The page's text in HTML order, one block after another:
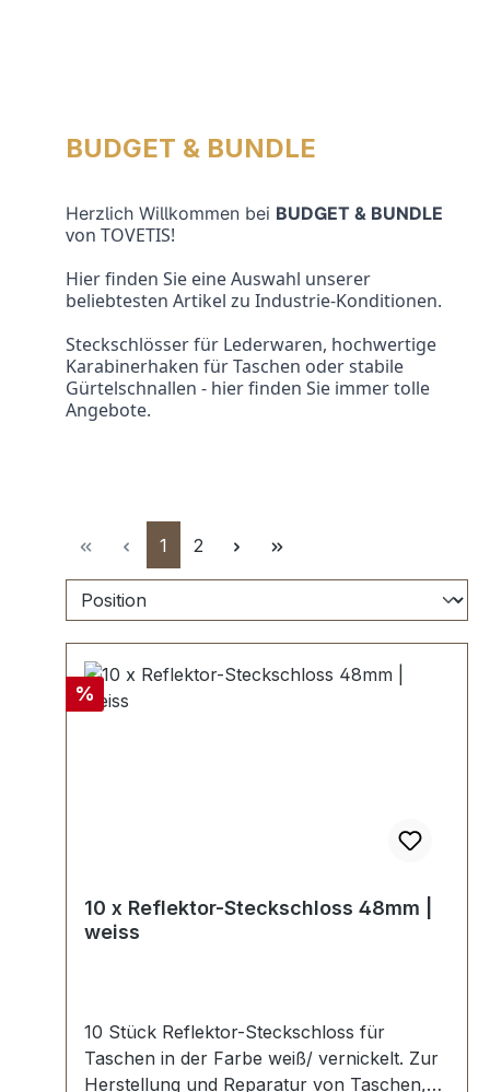
BUDGET & BUNDLE
Herzlich Willkommen bei BUDGET & BUNDLE
von TOVETIS!
Hier finden Sie eine Auswahl unserer
beliebtesten Artikel zu Industrie-Konditionen.
Steckschlösser für Lederwaren, hochwertige
Karabinerhaken für Taschen oder stabile
Gürtelschnallen - hier finden Sie immer tolle
Angebote.
Seite
1 Seite
2
Rabatt
%
10 x Reflektor-Steckschloss 48mm |
weiss
10 Stück Reflektor-Steckschloss für
Taschen in der Farbe weiß/ vernickelt. Zur
Herstellung und Reparatur von Taschen,